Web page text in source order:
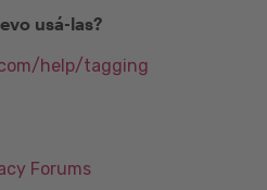
usá-las?
help/tagging
Forums